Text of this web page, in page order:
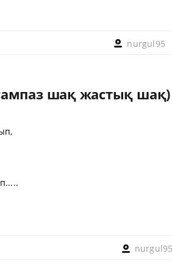
nurgul95
шақ жастық шақ)
nurgul95